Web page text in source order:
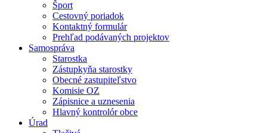
Šport
Cestovný poriadok
Kontaktný formulár
Prehľad podávaných projektov
Samospráva
Starostka
Zástupkyňa starostky
Obecné zastupiteľstvo
Komisie OZ
Zápisnice a uznesenia
Hlavný kontrolór obce
Úrad